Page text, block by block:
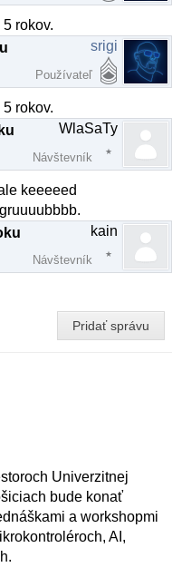
rokov.
srigi
Používateľ
rokov.
WlaSaTy
Návštevník
keeeeed
kain
Návštevník
Pridať správu
Univerzitnej
bude konať
a workshopmi
AI,